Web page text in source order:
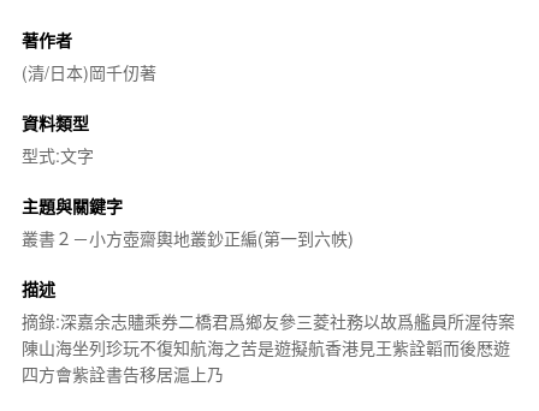
著作者
(清/日本)岡千仞著
資料類型
型式:文字
主題與關鍵字
叢書２－小方壺齋輿地叢鈔正編(第一到六帙)
描述
摘錄:深嘉余志贐乘券二橋君爲鄉友參三菱社務以故爲艦員所渥待案
陳山海坐列珍玩不復知航海之苦是遊擬航香港見王紫詮韜而後厯遊
四方會紫詮書告移居滬上乃